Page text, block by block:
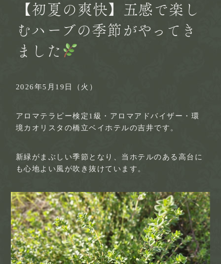
【初夏の爽快】五感で楽し
むハーブの季節がやってき
ました
2026年5月19日（火）
アロマテラピー検定1級・アロマアドバイザー・環
境カオリスタの橋立ベイホテルの吉井です。
新緑がまぶしい季節となり、当ホテルのある高台に
も心地よい風が吹き抜けています。